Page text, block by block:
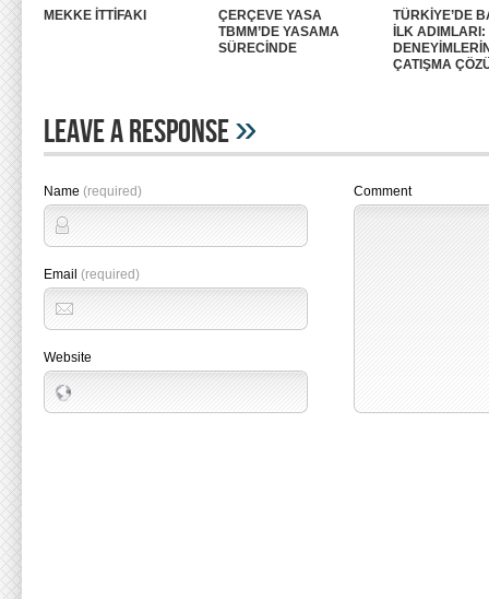
MEKKE İTTİFAKI
ÇERÇEVE YASA
TBMM’DE YASAMA
SÜRECİNDE
TÜRKİYE’DE
İLK
ÇATIŞMA
Leave A Response»
Name (required)
Email (required)
Website
Comment